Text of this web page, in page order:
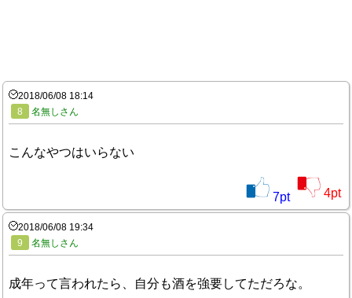
2018/06/08 18:14
8
名無しさん
こんなやつはいらない
7pt 4pt
2018/06/08 19:34
9
名無しさん
成年って言われたら、自分も酒を強要してただろな。